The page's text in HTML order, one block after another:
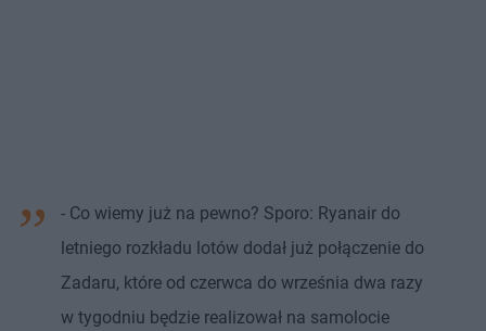
- Co wiemy już na pewno? Sporo: Ryanair do
letniego rozkładu lotów dodał już połączenie do
Zadaru, które od czerwca do września dwa razy
w tygodniu będzie realizował na samolocie